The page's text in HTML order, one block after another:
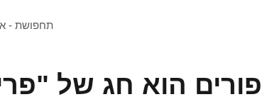
הוא חג של